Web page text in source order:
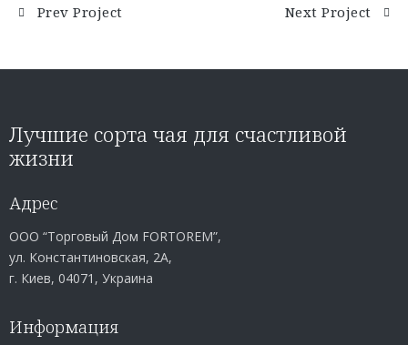
Prev Project Next Project
Лучшие сорта чая для счастливой
жизни
Адрес
ООО “Торговый Дом FORTOREM”,
ул. Константиновская, 2А,
г. Киев, 04071, Украина
Информация